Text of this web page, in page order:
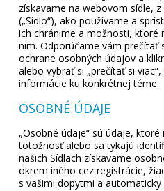
získavame na webovom sídle,
(„Sídlo“), ako používame a
ich chránime a možnosti, ktoré
nim. Odporúčame vám prečítať
ochrane osobných údajov a
alebo vybrať si „prečítať si
informácie ku konkrétnej téme.
OSOBNÉ ÚDAJE
„Osobné údaje“ sú údaje,
totožnosť alebo sa týkajú
našich Sídlach získavame
okrem iného cez registrácie,
s vašimi dopytmi a automaticky